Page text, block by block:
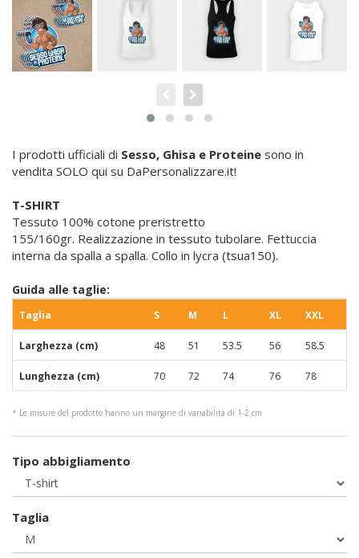
I prodotti ufficiali di Sesso, Ghisa e Proteine sono in
vendita SOLO qui su DaPersonalizzare.it!
T-SHIRT
Tessuto 100% cotone preristretto
155/160gr. Realizzazione in tessuto tubolare. Fettuccia
interna da spalla a spalla. Collo in lycra (tsua150).
Guida alle taglie:
Taglia S M L XL XXL
Larghezza (cm) 48 51 53.5 56 58.5
Lunghezza (cm) 70 72 74 76 78
* Le misure del prodotto hanno un margine di variabilità di 1-2 cm
Tipo abbigliamento
Taglia